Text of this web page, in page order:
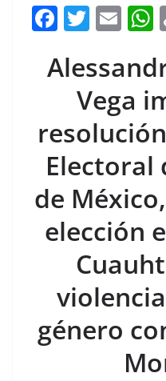
F
c
b
o
o
k
T
itt
er
E
ai
l s
A
p
Vega
Electoral
de
elección
género